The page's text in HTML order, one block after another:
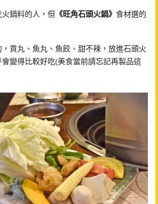
鍋料的人，但 《旺角石頭火鍋》 食材選的
貢丸、魚丸、魚餃、甜不辣，放進石頭火
變得比較好吃(美食當前請忘記再製品這